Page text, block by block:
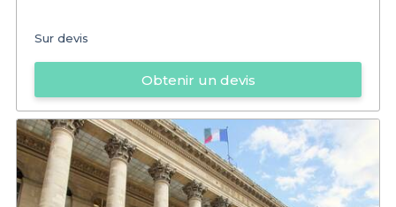
Sur devis
Obtenir un devis